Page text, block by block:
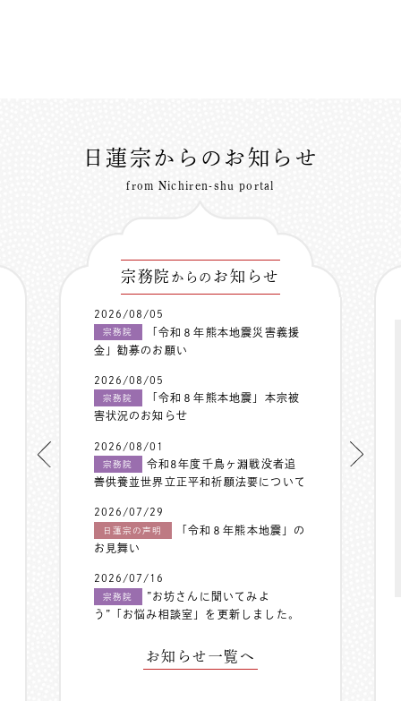
日蓮宗からのお知らせ
from Nichiren-shu portal
宗務院 からの お知らせ
2026/08/05
宗務院
「令和８年熊本地震災害義援
金」勧募のお願い
2026/08/05
宗務院
「令和８年熊本地震」本宗被
害状況のお知らせ
2026/08/01
宗務院
令和8年度千鳥ヶ淵戦没者追
善供養並世界立正平和祈願法要について
2026/07/29
日蓮宗の声明
「令和８年熊本地震」の
お見舞い
2026/07/16
宗務院
”お坊さんに聞いてみよ
う”「お悩み相談室」を更新しました。
お知らせ一覧へ